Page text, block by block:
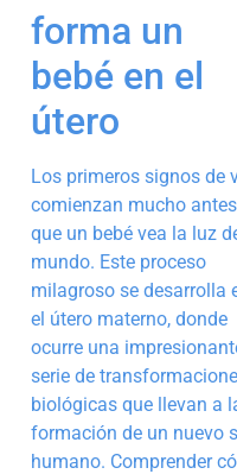
forma un
bebé en el
útero
Los primeros signos de
comienzan mucho
que un bebé vea la luz
mundo. Este proceso
milagroso se desarrolla
el útero materno, donde
ocurre una
serie de
biológicas que llevan a
formación de un nuevo
humano. Comprender